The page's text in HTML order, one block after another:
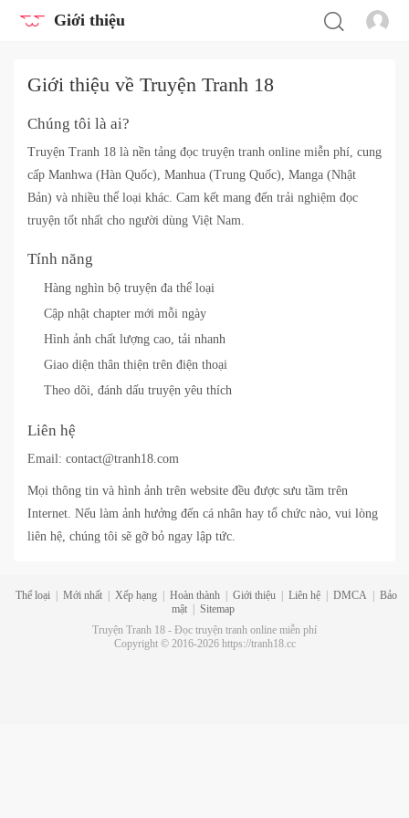
Giới thiệu
Giới thiệu về Truyện Tranh 18
Chúng tôi là ai?
Truyện Tranh 18 là nền tảng đọc truyện tranh online miễn phí, cung
cấp Manhwa (Hàn Quốc), Manhua (Trung Quốc), Manga (Nhật
Bản) và nhiều thể loại khác. Cam kết mang đến trải nghiệm đọc
truyện tốt nhất cho người dùng Việt Nam.
Tính năng
Hàng nghìn bộ truyện đa thể loại
Cập nhật chapter mới mỗi ngày
Hình ảnh chất lượng cao, tải nhanh
Giao diện thân thiện trên điện thoại
Theo dõi, đánh dấu truyện yêu thích
Liên hệ
Email: contact@tranh18.com
Mọi thông tin và hình ảnh trên website đều được sưu tầm trên
Internet. Nếu làm ảnh hưởng đến cá nhân hay tổ chức nào, vui lòng
liên hệ, chúng tôi sẽ gỡ bỏ ngay lập tức.
Thể loại Mới nhất Xếp hạng Hoàn thành Giới thiệu Liên hệ DMCA
Bảo
mật
Sitemap
Truyện Tranh 18 - Đọc truyện tranh online miễn phí
Copyright © 2016-2026 https://tranh18.cc